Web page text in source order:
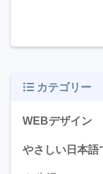
カテゴリー
WEBデザイン
やさしい日本語